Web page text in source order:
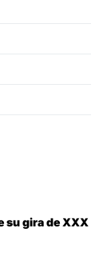
su gira de XXX